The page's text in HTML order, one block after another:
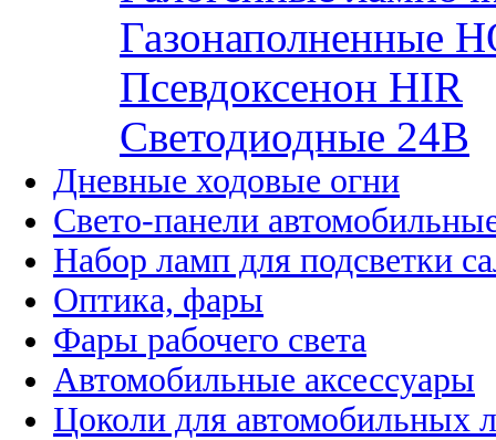
Газонаполненные
Псевдоксенон HIR
Cветодиодные 24B
Дневные ходовые огни
Свето-панели
Набор ламп для подсветки
Оптика, фары
Фары рабочего света
Автомобильные аксессуары
Цоколи для автомобильных